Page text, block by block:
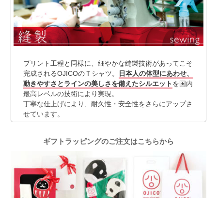
プリント工程と同様に、細やかな縫製技術があってこそ
完成されるOJICOのＴシャツ。
日本人の体型にあわせ、
動きやすさとラインの美しさを備えたシルエットを国内
最高レベルの技術により実現。
丁寧な仕上げにより、耐久性・安全性をさらにアップさ
せています。
ギフトラッピングのご注文はこちらから